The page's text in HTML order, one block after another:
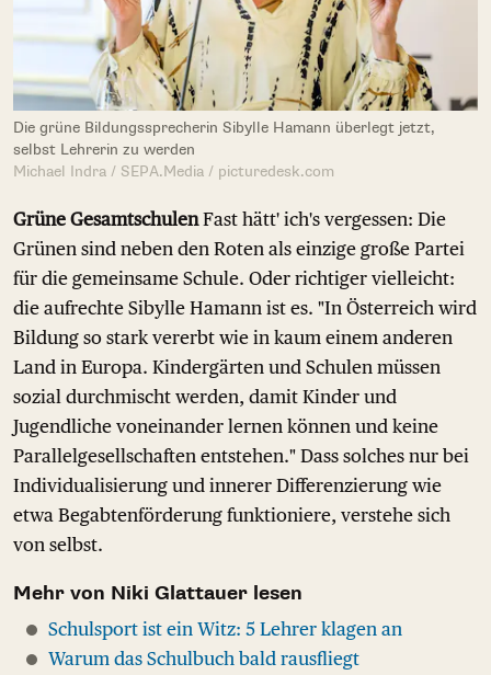
Die grüne Bildungssprecherin Sibylle Hamann überlegt jetzt,
selbst Lehrerin zu werden
Michael Indra / SEPA.Media / picturedesk.com
Grüne GesamtschulenFast hätt' ich's vergessen: Die
Grünen sind neben den Roten als einzige große Partei
für die gemeinsame Schule. Oder richtiger vielleicht:
die aufrechte Sibylle Hamann ist es. "In Österreich wird
Bildung so stark vererbt wie in kaum einem anderen
Land in Europa. Kindergärten und Schulen müssen
sozial durchmischt werden, damit Kinder und
Jugendliche voneinander lernen können und keine
Parallelgesellschaften entstehen." Dass solches nur bei
Individualisierung und innerer Differenzierung wie
etwa Begabtenförderung funktioniere, verstehe sich
von selbst.
Mehr von Niki Glattauer lesen
Schulsport ist ein Witz: 5 Lehrer klagen an
Warum das Schulbuch bald rausfliegt